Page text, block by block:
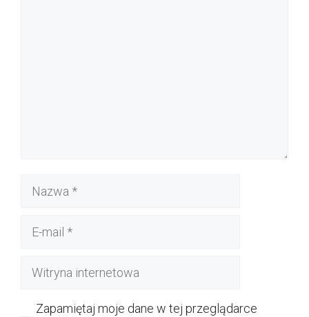
Nazwa
Witryna
Zapamiętaj moje dane w tej przeglądarce